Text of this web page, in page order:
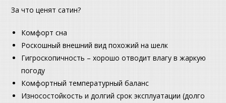
За что ценят сатин?
Комфорт сна
Роскошный внешний вид похожий на шелк
Гигроскопичность – хорошо отводит влагу в жаркую
погоду
Комфортный температурный баланс
Износостойкость и долгий срок эксплуатации (долго